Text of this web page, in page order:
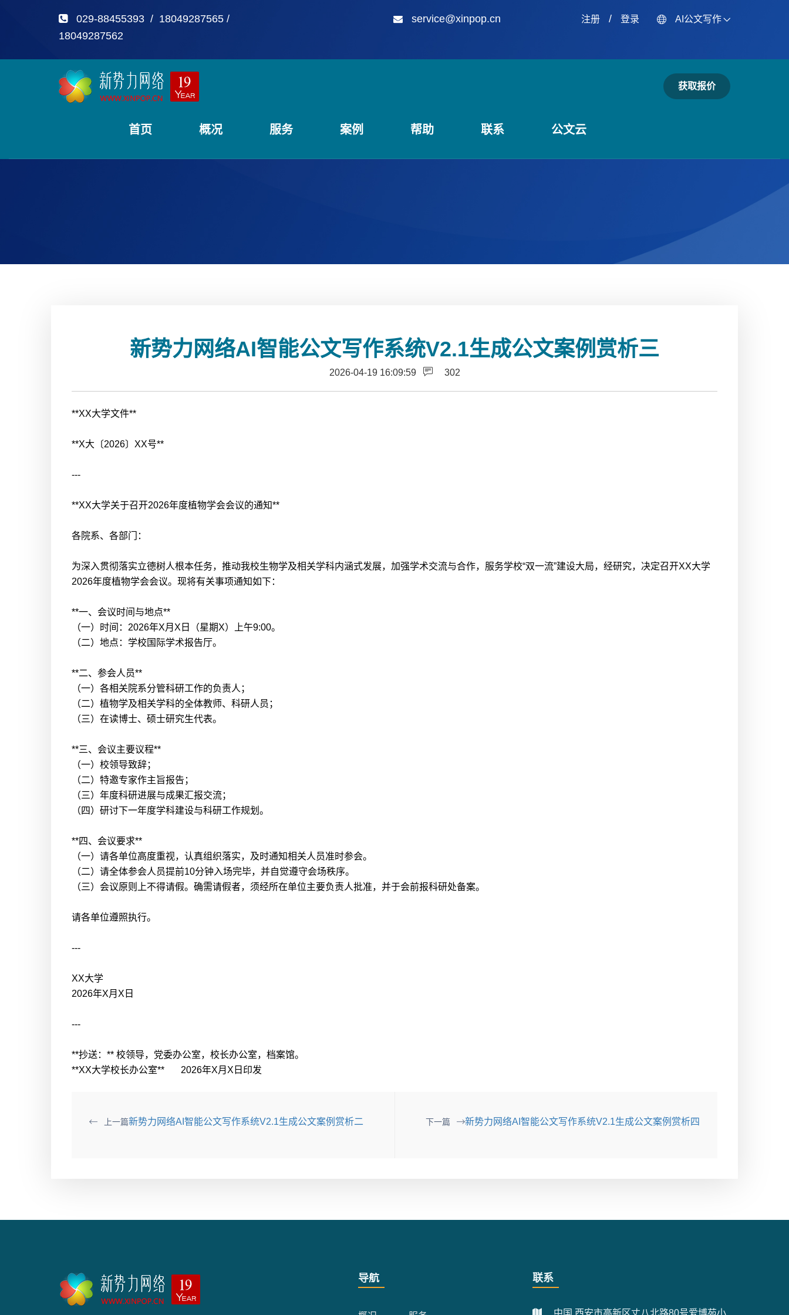
029-88455393 / 18049287565 /
18049287562
service@xinpop.cn 注册/ 登录 AI公文写作
首页 概况 服务 案例 帮助 联系 公文云
获取报价
新势力网络AI智能公文写作系统V2.1生成公文案例赏析三
2026-04-19 16:09:59 302
**XX大学文件**
**X大〔2026〕XX号**
---
**XX大学关于召开2026年度植物学会会议的通知**
各院系、各部门：
为深入贯彻落实立德树人根本任务，推动我校生物学及相关学科内涵式发展，加强学术交流与合作，服务学校“双一流”建设大局，经研究，决定召开XX大学
2026年度植物学会会议。现将有关事项通知如下：
**一、会议时间与地点**
（一）时间：2026年X月X日（星期X）上午9:00。
（二）地点：学校国际学术报告厅。
**二、参会人员**
（一）各相关院系分管科研工作的负责人；
（二）植物学及相关学科的全体教师、科研人员；
（三）在读博士、硕士研究生代表。
**三、会议主要议程**
（一）校领导致辞；
（二）特邀专家作主旨报告；
（三）年度科研进展与成果汇报交流；
（四）研讨下一年度学科建设与科研工作规划。
**四、会议要求**
（一）请各单位高度重视，认真组织落实，及时通知相关人员准时参会。
（二）请全体参会人员提前10分钟入场完毕，并自觉遵守会场秩序。
（三）会议原则上不得请假。确需请假者，须经所在单位主要负责人批准，并于会前报科研处备案。
请各单位遵照执行。
---
XX大学
2026年X月X日
---
**抄送：** 校领导，党委办公室，校长办公室，档案馆。
**XX大学校长办公室** 2026年X月X日印发
上一篇新势力网络AI智能公文写作系统V2.1生成公文案例赏析二 下一篇 新势力网络AI智能公文写作系统V2.1生成公文案例赏析四
导航 联系
中国.西安市高新区丈八北路80号爱博苑小